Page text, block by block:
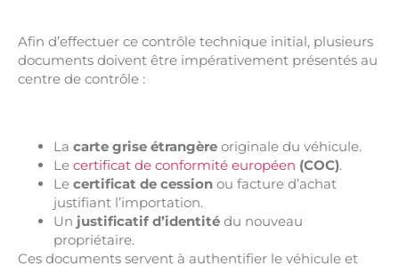
Afin d’effectuer ce contrôle technique initial, plusieurs
documents doivent être impérativement présentés au
centre de contrôle :
La carte grise étrangère originale du véhicule.
Le certificat de conformité européen (COC).
Le certificat de cession ou facture d’achat
justifiant l’importation.
Un justificatif d’identité du nouveau
propriétaire.
Ces documents servent à authentifier le véhicule et